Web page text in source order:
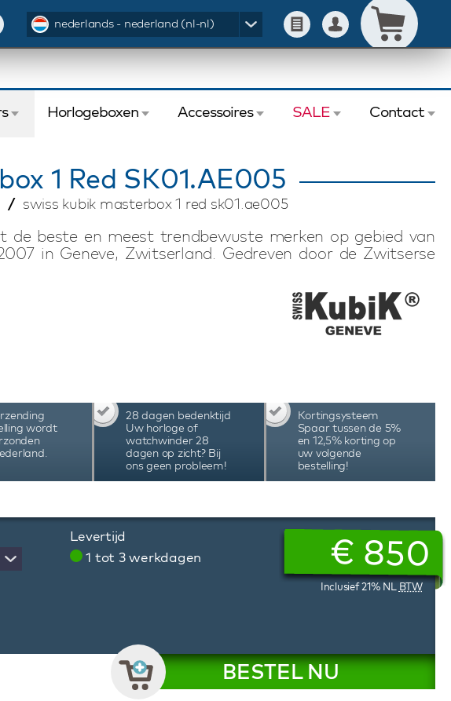
nederlands - nederland (nl-nl)
Horlogeboxen Accessoires SALE Contact
1 Red SK01.AE005
swiss kubik masterbox 1 red sk01.ae005
beste en meest trendbewuste merken op gebied van
in Geneve, Zwitserland. Gedreven door de Zwitserse
watchwinders met Zwitserse technologie. De
van een stille, magnetische-arme en energiezuinige
uitzonderlijke batterijduur van uiterlijk drie jaar, waardoor
bewaard of kan worden meegenomen op reis of
watchwinder is geschikt voor het opwinden van één
van Bluetooth-technologie waarbij je via de speciale
kan instellen, de verlichting aanpassen, de
kan het aantal omwentelingen en de draairichting
op de behoeften van het specifieke automatische
watchwinders worden met de hand geassembleerd in
hun kwaliteit, precisie en duurzaamheid, hetgeen tot
wordt
28 dagen bedenktijd
Uw horloge of
watchwinder 28
dagen op zicht? Bij
ons geen probleem!
Kortingsysteem
Spaar tussen de 5%
en 12,5% korting op
uw volgende
bestelling!
Levertijd
1 tot 3 werkdagen
€ 850
Inclusief 21% NL BTW
BESTEL NU